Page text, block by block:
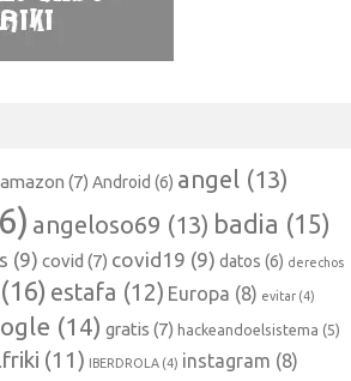
amazon (7) Android (6) angel (13)
angeloso69 (13) badia (15)
(9) covid (7) covid19 (9) datos (6) derechos
(16) estafa (12) Europa (8) evitar (4)
(14) gratis (7) hackeandoelsistema (5)
(11) IBERDROLA (4) instagram (8)